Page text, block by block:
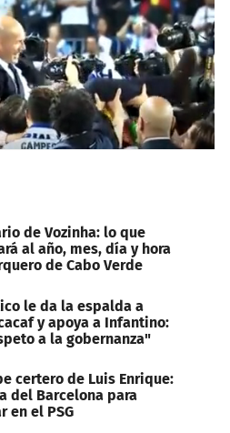
de Vozinha: lo que
al año, mes, día y hora
de Cabo Verde
le da la espalda a
y apoya a Infantino:
a la gobernanza"
certero de Luis Enrique:
del Barcelona para
en el PSG